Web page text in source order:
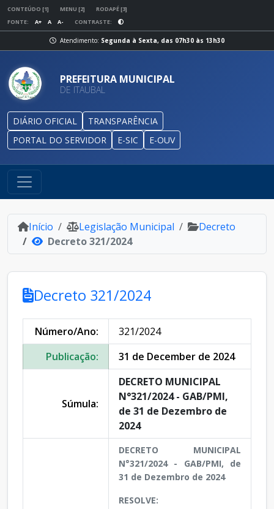
CONTEÚDO [1] MENU [2]
RODAPÉ [3]
FONTE:
A+ A A- CONTRASTE:
Atendimento: Segunda à Sexta, das 07h30 às 13h30
PREFEITURA MUNICIPAL
DE ITAUBAL
DIÁRIO OFICIAL
TRANSPARÊNCIA
PORTAL DO SERVIDOR
E-SIC E-OUV
Início Legislação Municipal
Decreto
Decreto 321/2024
Decreto 321/2024
Número/Ano:
321/2024
Publicação:
31 de December de 2024
Súmula:
DECRETO MUNICIPAL
N°321/2024 - GAB/PMI,
de 31 de Dezembro de
2024
DECRETO MUNICIPAL
N°321/2024 - GAB/PMI, de
31 de Dezembro de 2024
RESOLVE: